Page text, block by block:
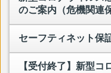
のご案内（危機関連
セーフティネット保
【受付終了】新型コ